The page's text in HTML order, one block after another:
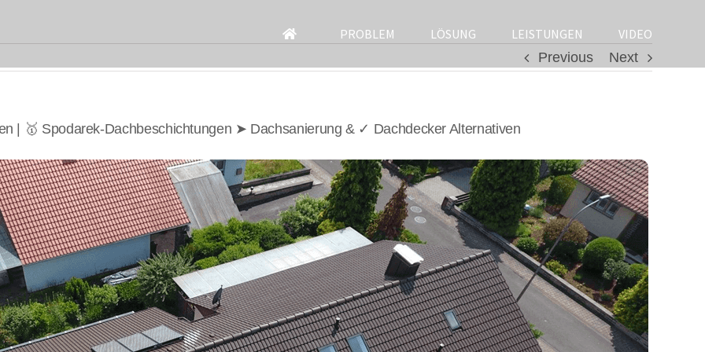
for:
PROBLEM LÖSUNG LEISTUNGEN
VIDEO
Previous
Next
| 🥇 Spodarek-Dachbeschichtungen ➤ Dachsanierung & ✓ Dachdecker Alternativen